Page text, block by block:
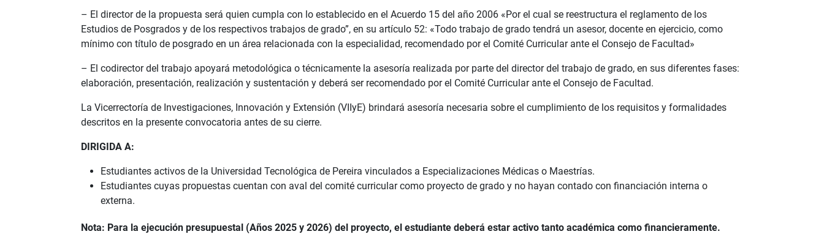
– El director de la propuesta será quien cumpla con lo establecido en el Acuerdo 15 del año 2006 «Por el cual se reestructura el reglamento de los
Estudios de Posgrados y de los respectivos trabajos de grado”, en su artículo 52: «Todo trabajo de grado tendrá un asesor, docente en ejercicio, como
mínimo con título de posgrado en un área relacionada con la especialidad, recomendado por el Comité Curricular ante el Consejo de Facultad»
– El codirector del trabajo apoyará metodológica o técnicamente la asesoría realizada por parte del director del trabajo de grado, en sus diferentes fases:
elaboración, presentación, realización y sustentación y deberá ser recomendado por el Comité Curricular ante el Consejo de Facultad.
La Vicerrectoría de Investigaciones, Innovación y Extensión (VIIyE) brindará asesoría necesaria sobre el cumplimiento de los requisitos y formalidades
descritos en la presente convocatoria antes de su cierre.
DIRIGIDA A:
Estudiantes activos de la Universidad Tecnológica de Pereira vinculados a Especializaciones Médicas o Maestrías.
Estudiantes cuyas propuestas cuentan con aval del comité curricular como proyecto de grado y no hayan contado con financiación interna o
externa.
Nota: Para la ejecución presupuestal (Años 2025 y 2026) del proyecto, el estudiante deberá estar activo tanto académica como financieramente.